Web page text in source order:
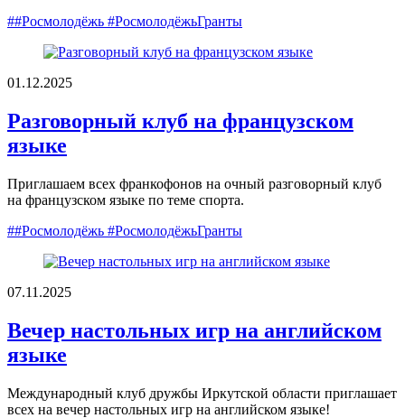
##Росмолодёжь #РосмолодёжьГранты
01.12.2025
Разговорный клуб на французском
языке
Приглашаем всех франкофонов на очный разговорный клуб
на французском языке по теме спорта.
##Росмолодёжь #РосмолодёжьГранты
07.11.2025
Вечер настольных игр на английском
языке
Международный клуб дружбы Иркутской области приглашает
всех на вечер настольных игр на английском языке!